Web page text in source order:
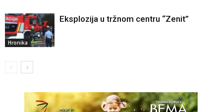
Hronika
Eksplozija u tržnom centru “Zenit”